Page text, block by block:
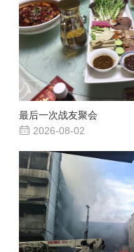
最后一次战友聚会
 2026-08-02